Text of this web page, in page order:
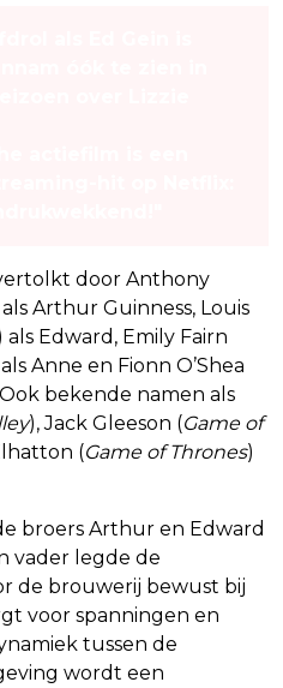
door Anthony
Arthur Guinness, Louis
als Edward, Emily Fairn
Anne en Fionn O’Shea
bekende namen als
), Jack Gleeson (Game of
(Game of Thrones)
broers Arthur en Edward
vader legde de
de brouwerij bewust bij
voor spanningen en
tussen de
wordt een